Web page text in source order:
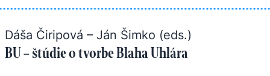
Dáša Čiripová – Ján Šimko (eds.)
BU – štúdie o tvorbe Blaha Uhlára